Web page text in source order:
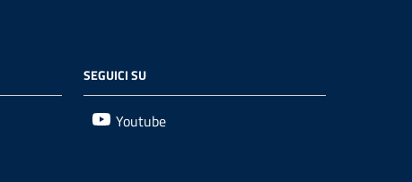
SEGUICI SU
Youtube